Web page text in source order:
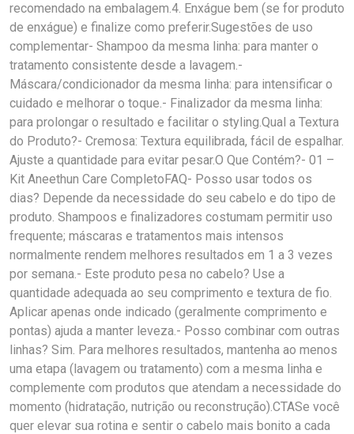
recomendado na embalagem.4. Enxágue bem (se for produto
de enxágue) e finalize como preferir.Sugestões de uso
complementar- Shampoo da mesma linha: para manter o
tratamento consistente desde a lavagem.-
Máscara/condicionador da mesma linha: para intensificar o
cuidado e melhorar o toque.- Finalizador da mesma linha:
para prolongar o resultado e facilitar o styling.Qual a Textura
do Produto?- Cremosa: Textura equilibrada, fácil de espalhar.
Ajuste a quantidade para evitar pesar.O Que Contém?- 01 –
Kit Aneethun Care CompletoFAQ- Posso usar todos os
dias? Depende da necessidade do seu cabelo e do tipo de
produto. Shampoos e finalizadores costumam permitir uso
frequente; máscaras e tratamentos mais intensos
normalmente rendem melhores resultados em 1 a 3 vezes
por semana.- Este produto pesa no cabelo? Use a
quantidade adequada ao seu comprimento e textura de fio.
Aplicar apenas onde indicado (geralmente comprimento e
pontas) ajuda a manter leveza.- Posso combinar com outras
linhas? Sim. Para melhores resultados, mantenha ao menos
uma etapa (lavagem ou tratamento) com a mesma linha e
complemente com produtos que atendam a necessidade do
momento (hidratação, nutrição ou reconstrução).CTASe você
quer elevar sua rotina e sentir o cabelo mais bonito a cada